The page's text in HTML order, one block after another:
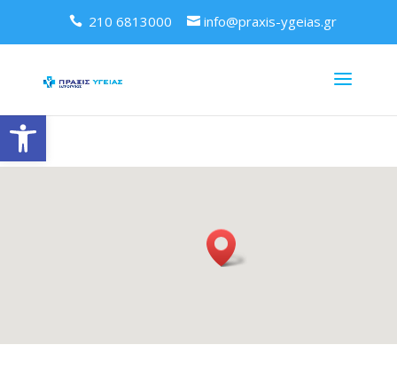
Ανοίξτε τη γραμμή εργαλείων
210 6813000 info@praxis-ygeias.gr